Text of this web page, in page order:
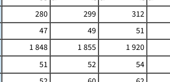
280 299
312
47 49
51
1 848 1 855
1 920
51 52
54